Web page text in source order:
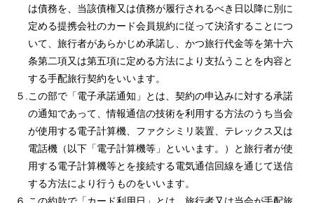
は債務を、当該債権又は債務が履行されるべき日以降に別に
定める提携会社のカード会員規約に従って決済することにつ
いて、旅行者があらかじめ承諾し、かつ旅行代金等を第十六
条第二項又は第五項に定める方法により支払うことを内容と
する手配旅行契約をいいます。
５.この部で「電子承諾通知」とは、契約の申込みに対する承諾
の通知であって、情報通信の技術を利用する方法のうち当会
が使用する電子計算機、ファクシミリ装置、テレックス又は
電話機（以下「電子計算機等」といいます。）と旅行者が使
用する電子計算機等とを接続する電気通信回線を通じて送信
する方法により行うものをいいます。